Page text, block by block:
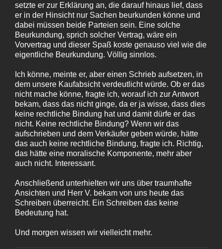
setzte er zur Erklärung an, die darauf hinaus lief, dass
er in der Hinsicht nur Sachen beurkunden könne und
dabei müssen beide Parteien sein. Eine solche
Beurkundung, sprich solcher Vertrag, wäre ein
Vorvertrag und dieser Spaß koste genauso viel wie die
eigentliche Beurkundung. Völlig sinnlos.
Ich könne, meinte er, aber einen Schrieb aufsetzen, in
dem unsere Kaufabsicht verdeutlicht würde. Ob er das
nicht mache könne, fragte ich, worauf ich zur Antwort
bekam, dass das nicht ginge, da er ja wisse, dass dies
keine rechtliche Bindung hat und damit dürfe er das
nicht. Keine rechtliche Bindung? Wenn wir das
aufschrieben und dem Verkäufer geben würde, hätte
das auch keine rechtliche Bindung, fragte ich. Richtig,
das hätte eine moralische Komponente, mehr aber
auch nicht. Interessant.
Anschließend unterhielten wir uns über traumhafte
Ansichten und Herr V. bekam von uns heute das
Schreiben überreicht. Ein Schreiben das keine
Bedeutung hat.
Und morgen wissen wir vielleicht mehr.